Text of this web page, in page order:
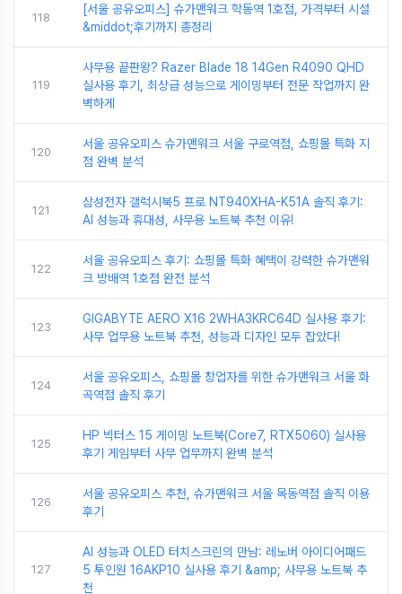
118
[서울 공유오피스] 슈가맨워크 학동역 1호점, 가격부터 시설
&middot;후기까지 총정리
119
사무용 끝판왕? Razer Blade 18 14Gen R4090 QHD
실사용 후기, 최상급 성능으로 게이밍부터 전문 작업까지 완
벽하게
120
서울 공유오피스 슈가맨워크 서울 구로역점, 쇼핑몰 특화 지
점 완벽 분석
121
삼성전자 갤럭시북5 프로 NT940XHA-K51A 솔직 후기:
AI 성능과 휴대성, 사무용 노트북 추천 이유!
122
서울 공유오피스 후기: 쇼핑몰 특화 혜택이 강력한 슈가맨워
크 방배역 1호점 완전 분석
123
GIGABYTE AERO X16 2WHA3KRC64D 실사용 후기:
사무 업무용 노트북 추천, 성능과 디자인 모두 잡았다!
124
서울 공유오피스, 쇼핑몰 창업자를 위한 슈가맨워크 서울 화
곡역점 솔직 후기
125
HP 빅터스 15 게이밍 노트북(Core7, RTX5060) 실사용
후기 게임부터 사무 업무까지 완벽 분석
126
서울 공유오피스 추천, 슈가맨워크 서울 목동역점 솔직 이용
후기
127
AI 성능과 OLED 터치스크린의 만남: 레노버 아이디어패드
5 투인원 16AKP10 실사용 후기 &amp; 사무용 노트북 추
천